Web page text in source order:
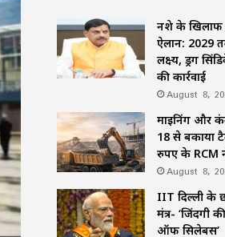
नशे के खिलाफ
ऐलान: 2029
लक्ष्य, ड्रग
की कार्रवाई
August 8,
माइनिंग और
18 से बकाया
रुपए के RCM
August 8,
IIT दिल्ली के
मंत्र- ‘जिंदगी
ऑफ सिलेबस’